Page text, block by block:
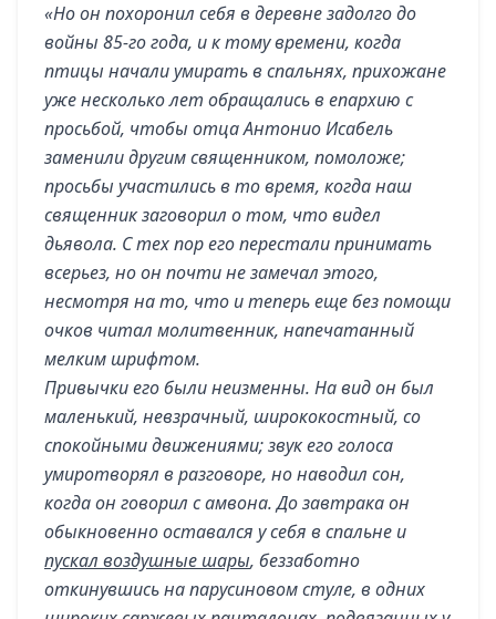
«Но он похоронил себя в деревне задолго до
войны 85-го года, и к тому времени, когда
птицы начали умирать в спальнях, прихожане
уже несколько лет обращались в епархию с
просьбой, чтобы отца Антонио Исабель
заменили другим священником, помоложе;
просьбы участились в то время, когда наш
священник заговорил о том, что видел
дьявола. С тех пор его перестали принимать
всерьез, но он почти не замечал этого,
несмотря на то, что и теперь еще без помощи
очков читал молитвенник, напечатанный
мелким шрифтом.
Привычки его были неизменны. На вид он был
маленький, невзрачный, ширококостный, со
спокойными движениями; звук его голоса
умиротворял в разговоре, но наводил сон,
когда он говорил с амвона. До завтрака он
обыкновенно оставался у себя в спальне и
пускал воздушные шары, беззаботно
откинувшись на парусиновом стуле, в одних